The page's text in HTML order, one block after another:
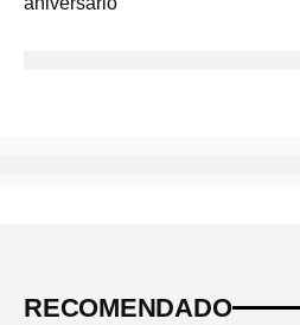
RECOMENDADO